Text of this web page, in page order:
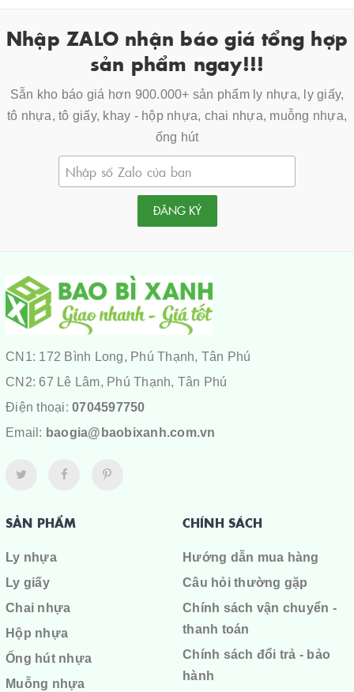
Nhập ZALO nhận báo giá tổng hợp
sản phẩm ngay!!!
Sẵn kho báo giá hơn 900.000+ sản phẩm ly nhựa, ly giấy,
tô nhựa, tô giấy, khay - hộp nhựa, chai nhựa, muỗng nhựa,
ống hút
ĐĂNG KÝ
CN1: 172 Bình Long, Phú Thạnh, Tân Phú
CN2: 67 Lê Lâm, Phú Thạnh, Tân Phú
Điện thoại: 0704597750
Email: baogia@baobixanh.com.vn
SẢN PHẨM
Ly nhựa
Ly giấy
Chai nhựa
Hộp nhựa
Ống hút nhựa
Muỗng nhựa
CHÍNH SÁCH
Hướng dẫn mua hàng
Câu hỏi thường gặp
Chính sách vận chuyển -
thanh toán
Chính sách đổi trả - bảo
hành